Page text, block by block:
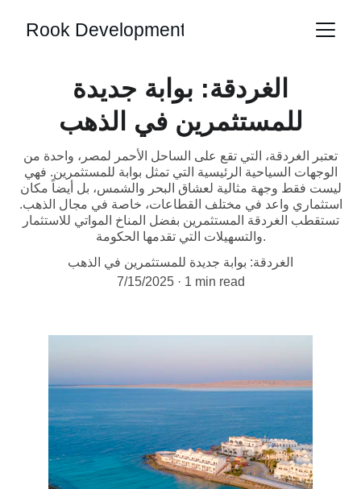
Rook Development
الغردقة: بوابة جديدة
للمستثمرين في الذهب
تعتبر الغردقة، التي تقع على الساحل الأحمر لمصر، واحدة من
الوجهات السياحية الرئيسية التي تمثل بوابة للمستثمرين. فهي
ليست فقط وجهة مثالية لعشاق البحر والشمس، بل أيضاً مكان
استثماري واعد في مختلف القطاعات، خاصة في مجال الذهب.
تستقطب الغردقة المستثمرين بفضل المناخ المواتي للاستثمار
والتسهيلات التي تقدمها الحكومة.
الغردقة: بوابة جديدة للمستثمرين في الذهب
7/15/2025
1 min read